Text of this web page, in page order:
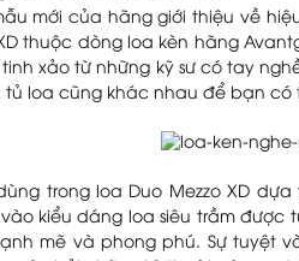
mới của hãng giới thiệu về
thuộc dòng loa kèn hãng
xảo từ những kỹ sư có tay
loa cũng khác nhau để bạn có
trong loa Duo Mezzo XD
vào kiểu dáng loa siêu trầm
mẽ và phong phú. Sự tuyệt